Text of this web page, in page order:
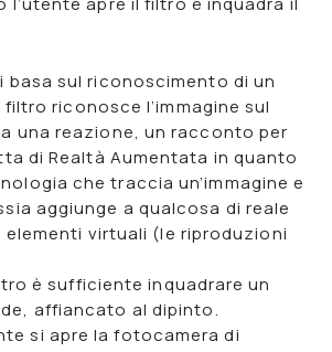
basa sul riconoscimento di un
filtro riconosce l’immagine sul
una reazione, un racconto per
diRealtà Aumentata in quanto
che traccia un’immagine e
aggiunge a qualcosa di reale
virtuali (le riproduzioni
è sufficiente inquadrare un
affiancato al dipinto.
si apre la fotocamera di